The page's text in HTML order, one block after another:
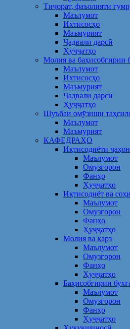
Тиҷорат, фаъолияти
Маълумот
Ихтисосҳо
Маъмурият
Ҷадвали дарсӣ
Ҳуҷҷатҳо
Молия ва баҳисобгирии
Маълумот
Ихтисосҳо
Маъмурият
Ҷадвали дарсӣ
Ҳуҷҷатҳо
Шуъбаи омӯзиши
Маълумот
Маъмурият
КАФЕДРАҲО
Иқтисодиёти ҷаҳон
Маълумот
Омузгорон
Фанҳо
Ҳуҷҷатҳо
Иқтисодиёт ва
Маълумот
Омузгорон
Фанҳо
Ҳуҷҷатҳо
Молия ва қарз
Маълумот
Омузгорон
Фанҳо
Ҳуҷҷатҳо
Баҳисобгирии
Маълумот
Омузгорон
Фанҳо
Ҳуҷҷатҳо